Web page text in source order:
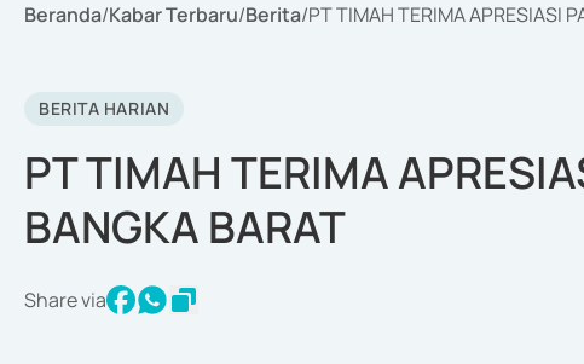
Beranda/Kabar Terbaru/Berita/PT TIMAH TERIMA APRESIASI
BERITA HARIAN
PT TIMAH TERIMA
BANGKA BARAT
Share via